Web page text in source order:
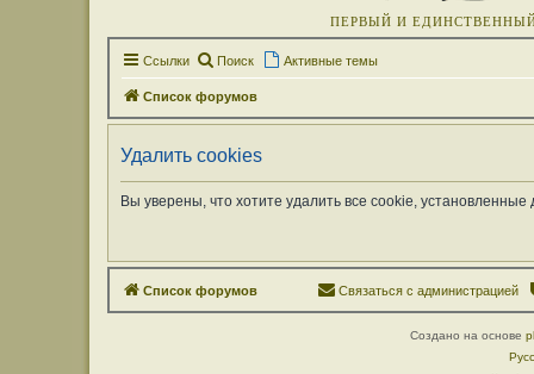
ПЕРВЫЙ И
Ссылки Поиск Активные темы
Список форумов
Удалить cookies
Вы уверены, что хотите удалить все cookie,
Список форумов Связаться с администрацией
Создано на основе